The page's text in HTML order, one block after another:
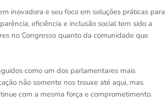
inovadora e seu foco em soluções práticas para
eficiência e inclusão social tem sido a
no Congresso quanto da comunidade que
como um dos parlamentares mais
não somente nos trouxe até aqui, mas
com a mesma força e comprometimento.